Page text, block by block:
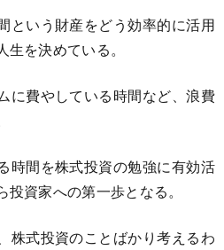
という財産をどう効率的に活用
を決めている。
に費やしている時間など、浪費
時間を株式投資の勉強に有効活
資家への第一歩となる。
株式投資のことばかり考えるわ